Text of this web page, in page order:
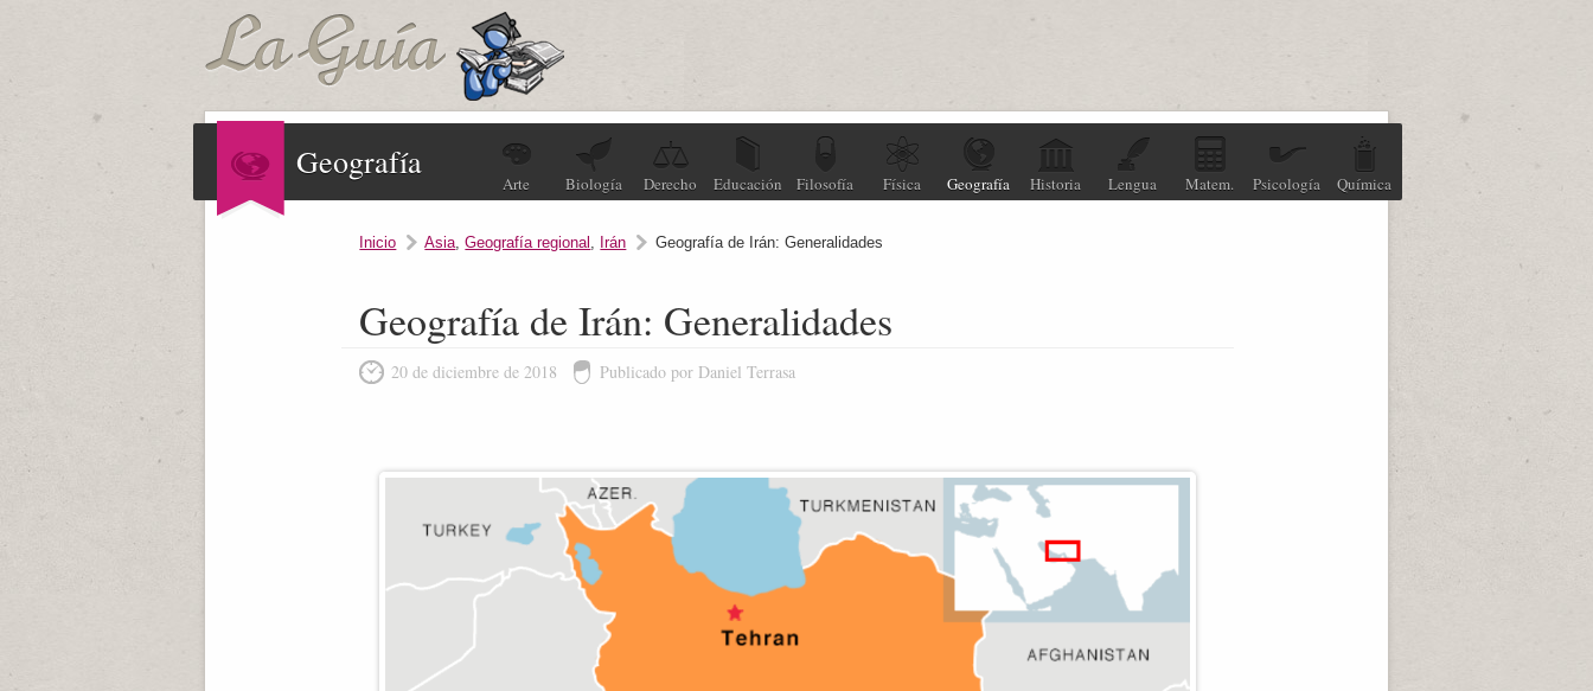
Geografía
Arte Biología Derecho Educación Filosofía Física Geografía Historia Lengua Matem. Psicología Química
Inicio Asia,Geografía regional , Irán Geografía de Irán: Generalidades
Geografía de Irán: Generalidades
20 de diciembre de 2018 Publicado por Daniel Terrasa